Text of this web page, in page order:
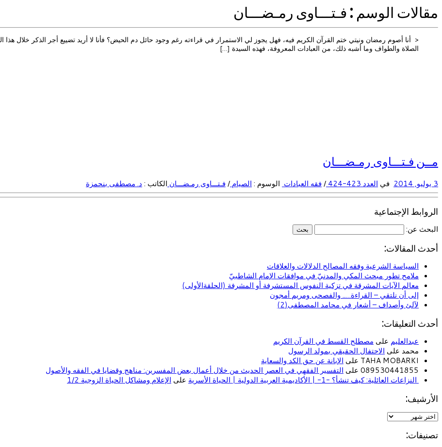
مقالات الوسم : فـتـــاوى رمـضـــان
< أنا أصوم رمضان ونيتي ختم القرآن الكريم فيه، فهل يجوز لي الاستمرار في قراءته رغم وجود حائل دم الحيض؟ فأنا لا أريد تضييع أجر الذكر خلال
الصلاة والطواف وما أشبه ذلك، من العبادات المعروفة، فهذه السيدة […]
مــن فـتـــاوى رمـضـــان
3 يوليو, 2014 في العدد 423-424 / فقه العبادات الوسوم : الصيام / فـتـــاوى رمـضـــان الكاتب : د. مصطفى بنحمزة
الروابط الإجتماعية
البحث عن:
أحدث المقالات:
السياسة الشرعية وفقه المصالح الدلالات والعلاقات
ملامح تطور مبحث المكي والمدنيّ في موافقات الإمام الشاطبيّ
معالم الآيات المشرقة في تزكية النفوس المستشرفة أو المشرفة (الحلقةالأولى)
إلى أن نلتقي – القراءة….. والفصحى ومريم أمجون
لآلئ وأصداف – أشعار في محامد المصطفى(2)
أحدث التعليقات:
عبدالعليم على مصطلح القسط في القرآن الكريم
محمد على الاحتفال الحقيقي بمولد الرسول
TAHA MOBARKI على
الإبانة عن حق الكد والسعاية
089530441855 على
التفسير الفقهي في العصر الحديث من خلال أعمال بعض المفسرين: مناهج وقضايا في الفقه والأصول
النزاعات العائلية: كيف تنشأ؟ -1- | الأكاديمية العربية الدولية | الحياة الأسرية
على الإعلام ومشاكل الحياة الزوجية 1/2
الأرشيف:
تصنيفات: